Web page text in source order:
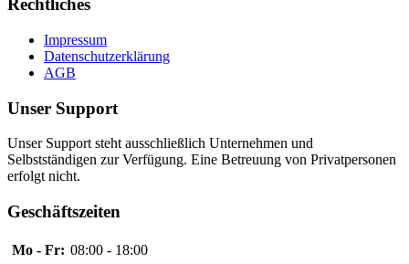
Rechtliches
Impressum
Datenschutzerklärung
AGB
Unser Support
Unser Support steht ausschließlich Unternehmen und
Selbstständigen zur Verfügung. Eine Betreuung von Privatpersonen
erfolgt nicht.
Geschäftszeiten
Mo - Fr: 08:00 - 18:00